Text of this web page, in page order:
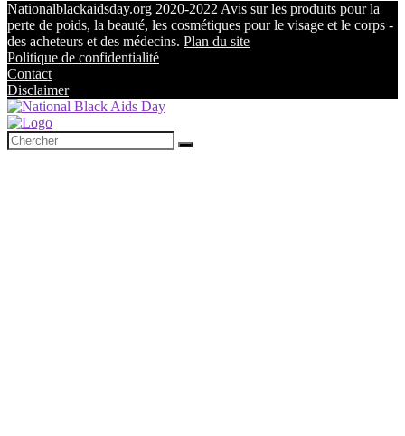
Nationalblackaidsday.org 2020-2022 Avis sur les produits pour la
perte de poids, la beauté, les cosmétiques pour le visage et le corps -
des acheteurs et des médecins. Plan du site
Politique de confidentialité
Contact
Disclaimer